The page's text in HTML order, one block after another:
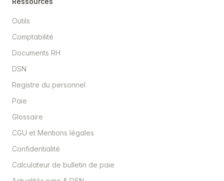
Outils
Comptabilité
Documents RH
DSN
Registre du personnel
Paie
Glossaire
CGU et Mentions légales
Confidentialité
Calculateur de bulletin de paie